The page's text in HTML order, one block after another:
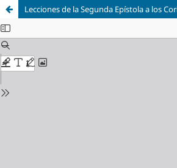
Lecciones de la Segunda Epístola a los